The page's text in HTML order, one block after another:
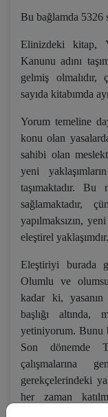
Bu bağlamda 5326
Elinizdeki kitap,
Kanunu adını
gelmiş olmalıdır,
sayıda kitabımda
Yorum temeline
konu olan
sahibi olan
yeni
taşımaktadır.
sağlamaktadır,
yapılmaksızın,
eleştirel yaklaşımdır.
Eleştiriyi burada
Olumlu ve
kadar ki, yasanın
başlığı altında,
yetiniyorum. Bunu
Son dönemde
çalışmalarına
gerekçelerindeki
her zaman